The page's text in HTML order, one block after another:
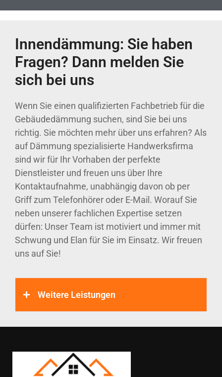
Innendämmung: Sie haben
Fragen? Dann melden Sie
sich bei uns
Wenn Sie einen qualifizierten Fachbetrieb für die
Gebäudedämmung suchen, sind Sie bei uns
richtig. Sie möchten mehr über uns erfahren? Als
auf Dämmung spezialisierte Handwerksfirma
sind wir für Ihr Vorhaben der perfekte
Dienstleister und freuen uns über Ihre
Kontaktaufnahme, unabhängig davon ob per
Griff zum Telefonhörer oder E-Mail. Worauf Sie
neben unserer fachlichen Expertise setzen
dürfen: Unser Team ist motiviert und immer mit
Schwung und Elan für Sie im Einsatz. Wir freuen
uns auf Sie!
Weitere Leistungen